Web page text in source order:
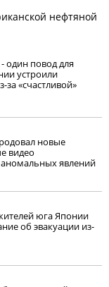
нефтяной
один повод для
устроили
«счастливой»
новые
видео
явлений
юга Японии
об эвакуации из-